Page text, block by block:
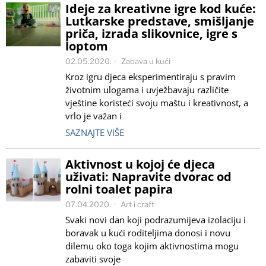
Ideje za kreativne igre kod kuće:
Lutkarske predstave, smišljanje
priča, izrada slikovnice, igre s
loptom
02.05.2020. Zabava u kući
Kroz igru djeca eksperimentiraju s pravim
životnim ulogama i uvježbavaju različite
vještine koristeći svoju maštu i kreativnost, a
vrlo je važan i
SAZNAJTE VIŠE
Aktivnost u kojoj će djeca
uživati: Napravite dvorac od
rolni toalet papira
07.04.2020. Art i craft
Svaki novi dan koji podrazumijeva izolaciju i
boravak u kući roditeljima donosi i novu
dilemu oko toga kojim aktivnostima mogu
zabaviti svoje